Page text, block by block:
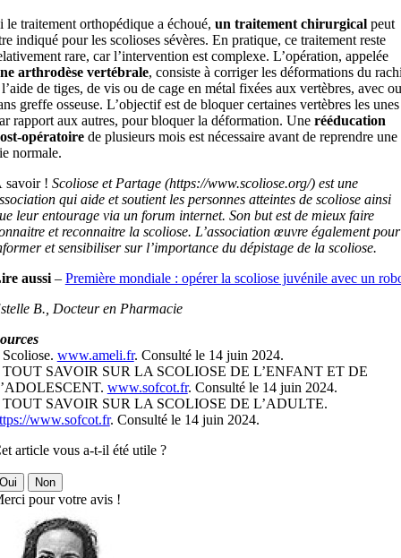
le traitement orthopédique a échoué, un traitement chirurgicalpeut
indiqué pour les scolioses sévères. En pratique, ce traitement reste
rare, car l’intervention est complexe. L’opération, appelée
arthrodèse vertébrale, consiste à corriger les déformations du
de tiges, de vis ou de cage en métal fixées aux vertèbres, avec ou
greffe osseuse. L’objectif est de bloquer certaines vertèbres les unes
rapport aux autres, pour bloquer la déformation. Une rééducation
opératoirede plusieurs mois est nécessaire avant de reprendre une
normale.
savoir ! Scoliose et Partage (https://www.scoliose.org/) est une
qui aide et soutient les personnes atteintes de scoliose ainsi
leur entourage via un forum internet. Son but est de mieux faire
et reconnaitre la scoliose. L’association œuvre également pour
et sensibiliser sur l’importance du dépistage de la scoliose.
aussi– Première mondiale : opérer la scoliose juvénile avec un
B., Docteur en Pharmacie
www.ameli.fr. Consulté le 14 juin 2024.
TOUT SAVOIR SUR LA SCOLIOSE DE L’ENFANT ET DE
www.sofcot.fr. Consulté le 14 juin 2024.
TOUT SAVOIR SUR LA SCOLIOSE DE L’ADULTE.
www.sofcot.fr. Consulté le 14 juin 2024.
article vous a-t-il été utile ?
Non
pour votre avis !